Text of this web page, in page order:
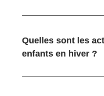
Quelles sont les
enfants en hiver ?